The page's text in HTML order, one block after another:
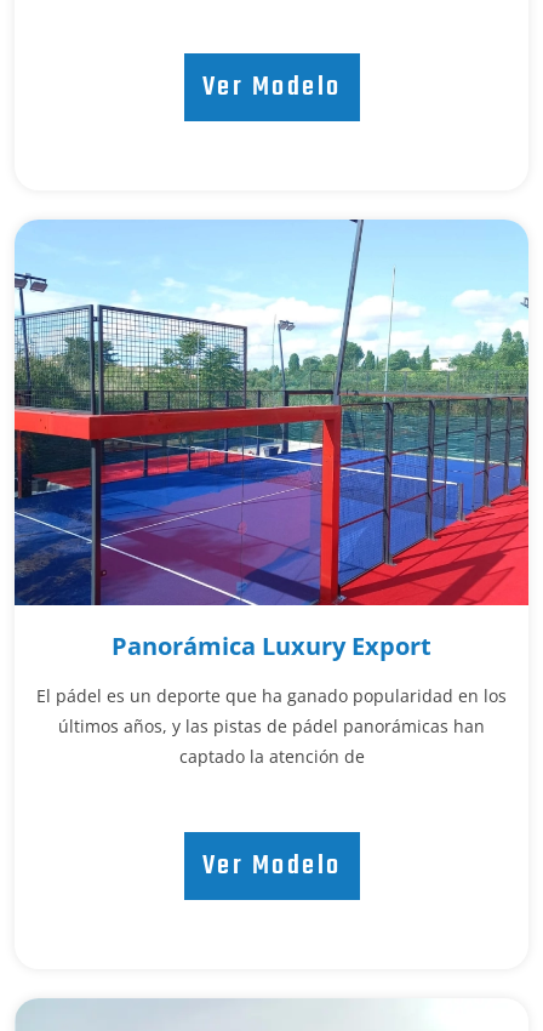
Ver Modelo
Panorámica Luxury Export
El pádel es un deporte que ha ganado popularidad en los
últimos años, y las pistas de pádel panorámicas han
captado la atención de
Ver Modelo